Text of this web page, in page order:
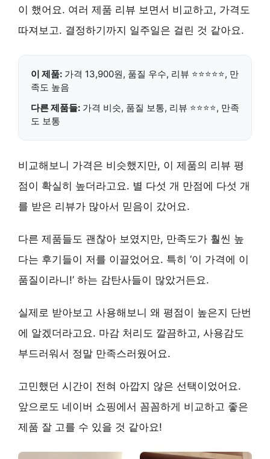
이 했어요. 여러 제품 리뷰 보면서 비교하고, 가격도
따져보고. 결정하기까지 일주일은 걸린 것 같아요.
이 제품: 가격 13,900원, 품질 우수, 리뷰 ⭐⭐⭐⭐⭐, 만
족도 높음
다른 제품들: 가격 비슷, 품질 보통, 리뷰 ⭐⭐⭐⭐, 만족
도 보통
비교해보니 가격은 비슷했지만, 이 제품의 리뷰 평
점이 확실히 높더라고요. 별 다섯 개 만점에 다섯 개
를 받은 리뷰가 많아서 믿음이 갔어요.
다른 제품들도 괜찮아 보였지만, 만족도가 훨씬 높
다는 후기들이 저를 이끌었어요. 특히 ‘이 가격에 이
품질이라니!’ 하는 감탄사들이 많았거든요.
실제로 받아보고 사용해보니 왜 평점이 높은지 단번
에 알겠더라고요. 마감 처리도 깔끔하고, 사용감도
부드러워서 정말 만족스러웠어요.
고민했던 시간이 전혀 아깝지 않은 선택이었어요.
앞으로도 네이버 쇼핑에서 꼼꼼하게 비교하고 좋은
제품 잘 고를 수 있을 것 같아요!